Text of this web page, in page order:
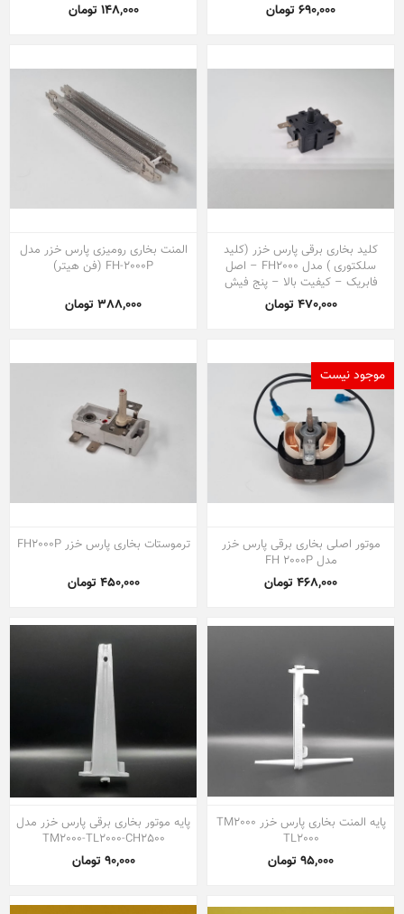
690,000 تومان 148,000 تومان
کلید بخاری برقی پارس خزر (کلید
سلکتوری ) مدل FH2000 – اصل
فابریک – کیفیت بالا – پنج فیش
470,000 تومان
المنت بخاری رومیزی پارس خزر مدل
FH-2000P (فن هیتر)
388,000 تومان
موجود نیست
موتور اصلی بخاری برقی پارس خزر
مدل FH 2000P
468,000 تومان
ترموستات بخاری پارس خزر FH2000P
450,000 تومان
پایه المنت بخاری پارس خزر TM2000
TL2000
95,000 تومان
پایه موتور بخاری برقی پارس خزر مدل
TM2000-TL2000-CH2500
90,000 تومان